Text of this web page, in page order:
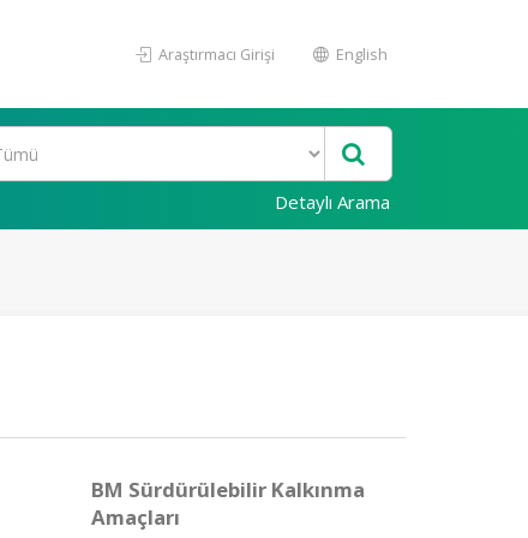
Araştırmacı Girişi English
Detaylı Arama
BM Sürdürülebilir Kalkınma
Amaçları